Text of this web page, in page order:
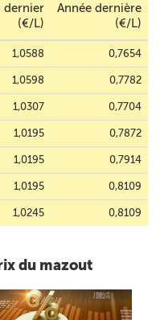
dernier
(€/L)
Année dernière
(€/L)
1,0588 0,7654
1,0598 0,7782
1,0307 0,7704
1,0195 0,7872
1,0195 0,7914
1,0195 0,8109
1,0245 0,8109
du mazout